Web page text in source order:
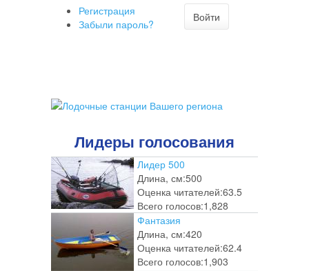
Регистрация
Забыли пароль?
Войти
Лидеры голосования
Лидер 500
Длина, см:500
Оценка читателей:63.5
Всего голосов:1,828
Фантазия
Длина, см:420
Оценка читателей:62.4
Всего голосов:1,903